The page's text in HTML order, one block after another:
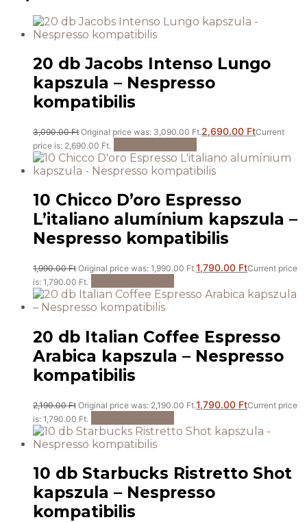
20 db Jacobs Intenso Lungo
kapszula – Nespresso
kompatibilis
3,090.00Ft Original price was: 3,090.00 Ft.2,690.00 FtCurrent
price is: 2,690.00 Ft.
10 Chicco D’oro Espresso
L’italiano alumínium kapszula –
Nespresso kompatibilis
1,990.00Ft Original price was: 1,990.00 Ft.1,790.00 FtCurrent price
is: 1,790.00 Ft.
20 db Italian Coffee Espresso
Arabica kapszula – Nespresso
kompatibilis
2,190.00Ft Original price was: 2,190.00 Ft.1,790.00 FtCurrent price
is: 1,790.00 Ft.
10 db Starbucks Ristretto Shot
kapszula – Nespresso
kompatibilis